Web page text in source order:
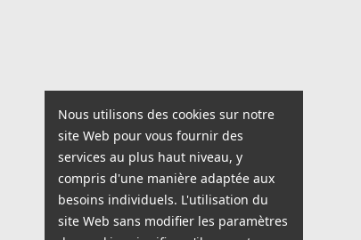
Nous utilisons des cookies sur notre
site Web pour vous fournir des
services au plus haut niveau, y
compris d'une manière adaptée aux
besoins individuels. L'utilisation du
site Web sans modifier les paramètres